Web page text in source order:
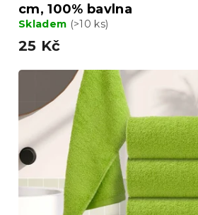
cm, 100% bavlna
Skladem (>10 ks)
25 Kč